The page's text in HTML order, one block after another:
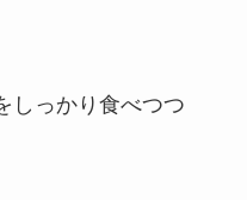
しっかり食べつつ